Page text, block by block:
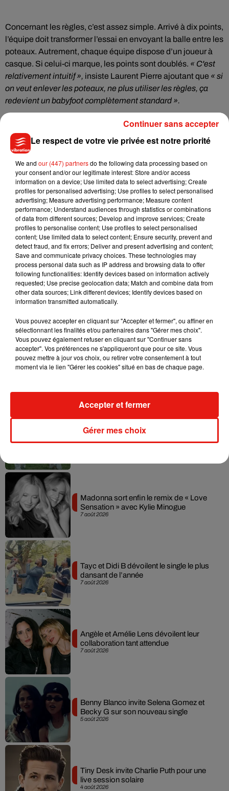
Concernant les règles, c’est assez simple. Arrivé à dix points,
l’équipe doit transformer l’essai en envoyant la balle entre les
poteaux. Autrement, chaque équipe dispose d’un joueur à
casque. Si celui-ci marque, les points sont doublés. « C'est
relativement intuitif », insiste Laurent Pierre ajoutant que « si
on veut enlever les poteaux, ne plus utiliser les règles, ça
redevient un babyfoot complètement standard ».
Pour l’heure, entre 25 et 50 baby-rugby ont été vendus.
Bien sûr, à la base c'était plus un côté marketing, on espère
surfer sur ces deux mois de coupe du monde, ensuite on
verra si le concept reste ou si on l’arrête».
Comptez tout de même entre 1299(modèle 2X2)et 1949
euros(modèle 3X3)pour un baby-rugby.
Cet élément est masqué compte-tenu du refus du
dépôt de cookies que vous avez exprimé. Si vous
souhaitez l'afficher, merci de nous donner votre accord
Afficher l'élément
Musique
Julien Lieb s’essaye à la vie de chatelain
7 août 2026
Madonna sort enfin le remix de « Love
Sensation » avec Kylie Minogue
7 août 2026
Tayc et Didi B dévoilent le single le plus
dansant de l’année
7 août 2026
Angèle et Amélie Lens dévoilent leur
collaboration tant attendue
5 août 2026
Benny Blanco invite Selena Gomez et
Becky G sur son nouveau single
4 août 2026
Tiny Desk invite Charlie Puth pour une
live session solaire
Le respect de votre vie privée est notre priorité
We and our (447) partnersdo the following data processing based on
your consent and/or our legitimate interest: Store and/or access
information on a device; Use limited data to select advertising; Create
profiles for personalised advertising; Use profiles to select personalised
advertising; Measure advertising performance; Measure content
performance; Understand audiences through statistics or combinations
of data from different sources; Develop and improve services; Create
profiles to personalise content; Use profiles to select personalised
content; Use limited data to select content; Ensure security, prevent and
detect fraud, and fix errors; Deliver and present advertising and content;
Save and communicate privacy choices. These technologies may
process personal data such as IP address and browsing data to offer
following functionalities: Identify devices based on information actively
requested; Use precise geolocation data; Match and combine data from
other data sources; Link different devices; Identify devices based on
information transmitted automatically.
Vous pouvez accepter en cliquant sur "Accepter et fermer", ou affiner en
sélectionnant les finalités et/ou partenaires dans "Gérer mes choix".
Vous pouvez également refuser en cliquant sur "Continuer sans
accepter". Vos préférences ne s'appliqueront que pour ce site. Vous
pouvez mettre à jour vos choix, ou retirer votre consentement à tout
moment via le lien "Gérer les cookies" situé en bas de chaque page.
Gérer mes choix
Accepter et fermer
Continuer sans accepter